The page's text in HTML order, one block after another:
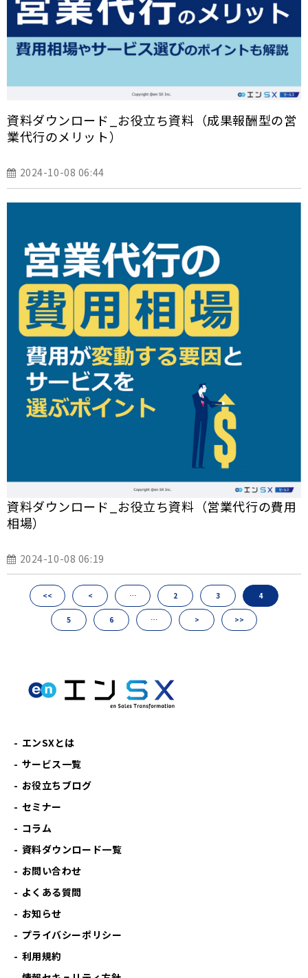
資料ダウンロード_お役立ち資料（成果報酬型の営
業代行のメリット）
2024-10-08 06:44
資料ダウンロード_お役立ち資料（営業代行の費用
相場）
2024-10-08 06:19
<< < … 2 3 4
5 6 … > >>
エンSXとは
サービス一覧
お役立ちブログ
セミナー
コラム
資料ダウンロード一覧
お問い合わせ
よくある質問
お知らせ
プライバシーポリシー
利用規約